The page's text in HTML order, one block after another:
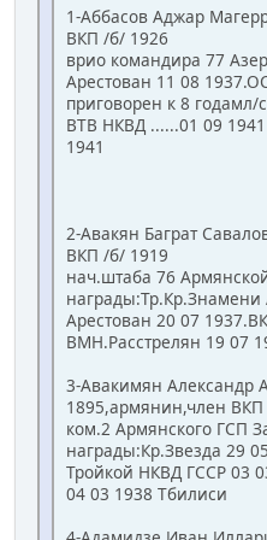
1-Аббасов Аджар
ВКП /б/ 1926
врио командира 77
Арестован 11 08
приговорен к 8 годамл/
ВТВ НКВД ......01 09
1941
2-Авакян Баграт
ВКП /б/ 1919
нач.штаба 76
Арестован 20 07
ВМН.Расстрелян 19 07
3-Авакимян Александр
1895,армянин,член
ком.2 Армянского ГСП
награды:Кр.Звезда 29
Тройкой НКВД ГССР 03
04 03 1938 Тбилиси